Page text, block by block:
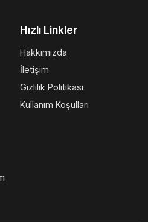
Hızlı Linkler
Hakkımızda
İletişim
Gizlilik Politikası
Kullanım Koşulları